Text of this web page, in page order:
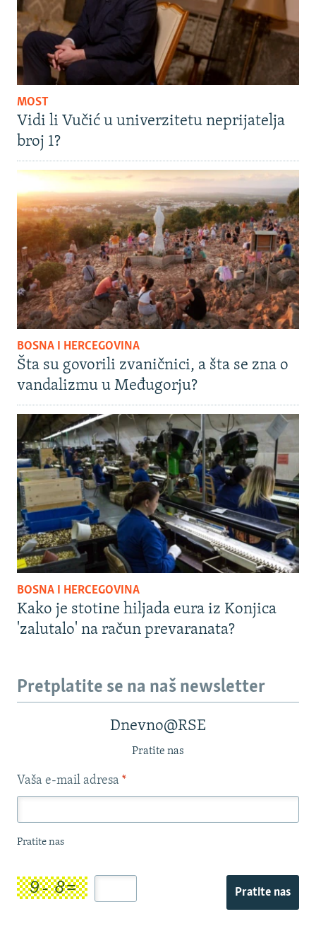
MOST
Vidi li Vučić u univerzitetu neprijatelja
broj 1?
BOSNA I HERCEGOVINA
Šta su govorili zvaničnici, a šta se zna o
vandalizmu u Međugorju?
BOSNA I HERCEGOVINA
Kako je stotine hiljada eura iz Konjica
'zalutalo' na račun prevaranata?
Pretplatite se na naš newsletter
Dnevno@RSE
Pratite nas
Vaša e-mail adresa *
Pratite nas
Pratite nas